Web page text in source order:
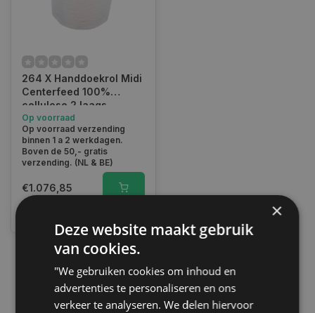
264 X Handdoekrol Midi
Centerfeed 100%
cellulose 2 laags
geperforeerd - 19 cm c
160 m
Op voorraad
Op voorraad verzending
binnen 1 a 2 werkdagen.
Boven de 50,- gratis
verzending. (NL & BE)
€1.076,85
1
×
Deze website maakt gebruik
van cookies.
"We gebruiken cookies om inhoud en
advertenties te personaliseren en ons
verkeer te analyseren. We delen hiervoor